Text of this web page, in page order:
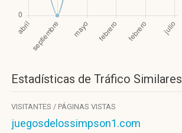
Estadísticas de Tráfico Similares
VISITANTES / PÁGINAS VISTAS
juegosdelossimpson1.com